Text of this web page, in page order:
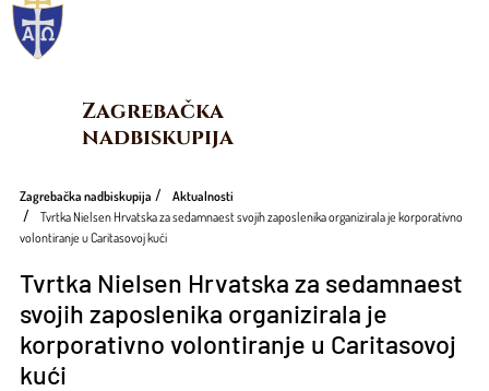
Zagrebačka
nadbiskupija
Zagrebačka nadbiskupija
Aktualnosti
Tvrtka Nielsen Hrvatska za sedamnaest svojih zaposlenika organizirala je korporativno
volontiranje u Caritasovoj kući
Tvrtka Nielsen Hrvatska za sedamnaest
svojih zaposlenika organizirala je
korporativno volontiranje u Caritasovoj
kući